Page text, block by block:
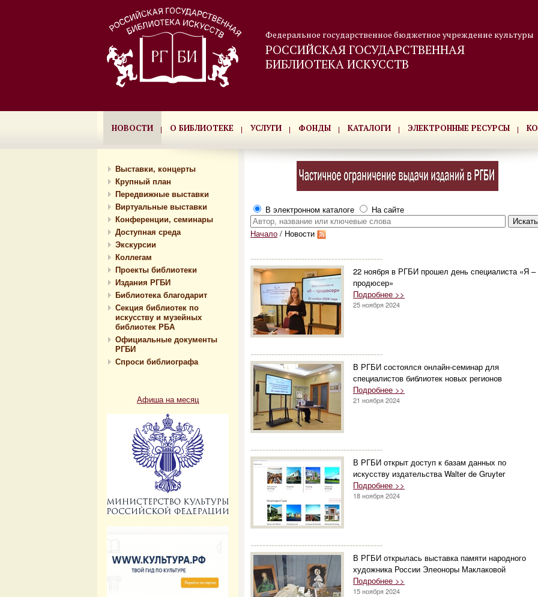
Федеральное государственное бюджетное учреждение культуры
РОССИЙСКАЯ ГОСУДАРСТВЕННАЯ
БИБЛИОТЕКА ИСКУССТВ
НОВОСТИ О БИБЛИОТЕКЕ УСЛУГИ ФОНДЫ КАТАЛОГИ ЭЛЕКТРОННЫЕ РЕСУРСЫ
Выставки, концерты
Крупный план
Передвижные выставки
Виртуальные выставки
Конференции, семинары
Доступная среда
Экскурсии
Коллегам
Проекты библиотеки
Издания РГБИ
Библиотека благодарит
Секция библиотек по
искусству и музейных
библиотек РБА
Официальные документы
РГБИ
Спроси библиографа
Афиша на месяц
В электронном каталоге На сайте
Начало / Новости
--------------------------------------------
22 ноября в РГБИ прошел день специалиста «Я –
продюсер»
Подробнее >>
25 ноября 2024
--------------------------------------------
В РГБИ состоялся онлайн-семинар для
специалистов библиотек новых регионов
Подробнее >>
21 ноября 2024
--------------------------------------------
В РГБИ открыт доступ к базам данных по
искусству издательства Walter de Gruyter
Подробнее >>
18 ноября 2024
--------------------------------------------
В РГБИ открылась выставка памяти народного
художника России Элеоноры Маклаковой
Подробнее >>
15 ноября 2024